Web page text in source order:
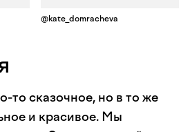
@kate_domracheva
то сказочное, но в то же
и красивое. Мы